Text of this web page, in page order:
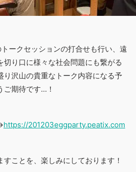
ークセッションの打合せも行い、遠
切り口に様々な社会問題にも繋がる
り沢山の貴重なトーク内容になる予
ご期待です…！
https://201203eggparty.peatix.com
ことを、楽しみにしております！